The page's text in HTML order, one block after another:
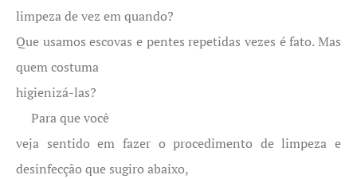
limpeza de vez em quando?
Que usamos escovas e pentes repetidas vezes é fato. Mas
quem costuma
higienizá-las?
Para que você
veja sentido em fazer o procedimento de limpeza e
desinfecção que sugiro abaixo,